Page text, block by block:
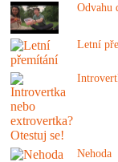
Odvahu
Letní
Nehoda